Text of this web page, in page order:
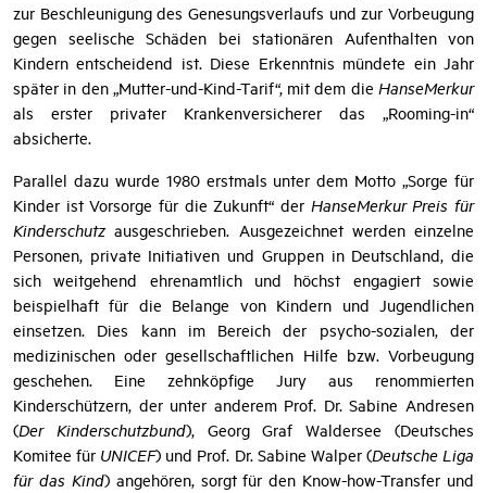
zur Beschleunigung des Genesungsverlaufs und zur Vorbeugung
gegen seelische Schäden bei stationären Aufenthalten von
Kindern entscheidend ist. Diese Erkenntnis mündete ein Jahr
später in den „Mutter-und-Kind-Tarif“, mit dem die HanseMerkur
als erster privater Krankenversicherer das „Rooming-in“
absicherte.
Parallel dazu wurde 1980 erstmals unter dem Motto „Sorge für
Kinder ist Vorsorge für die Zukunft“ der HanseMerkur Preis für
Kinderschutzausgeschrieben. Ausgezeichnet werden einzelne
Personen, private Initiativen und Gruppen in Deutschland, die
sich weitgehend ehrenamtlich und höchst engagiert sowie
beispielhaft für die Belange von Kindern und Jugendlichen
einsetzen. Dies kann im Bereich der psycho-sozialen, der
medizinischen oder gesellschaftlichen Hilfe bzw. Vorbeugung
geschehen. Eine zehnköpfige Jury aus renommierten
Kinderschützern, der unter anderem Prof. Dr. Sabine Andresen
(Der Kinderschutzbund), Georg Graf Waldersee (Deutsches
Komitee für UNICEF) und Prof. Dr. Sabine Walper (Deutsche Liga
für das Kind) angehören, sorgt für den Know-how-Transfer und